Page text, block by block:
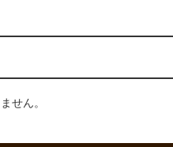
せん。